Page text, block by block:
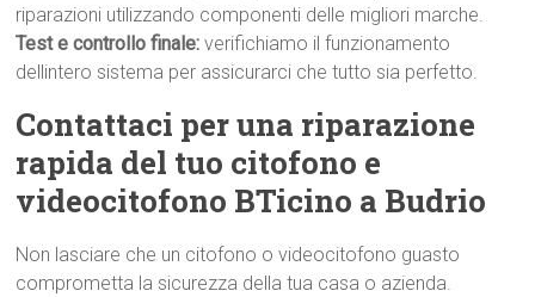
riparazioni utilizzando componenti delle migliori marche.
Test e controllo finale:verifichiamo il funzionamento
dellintero sistema per assicurarci che tutto sia perfetto.
Contattaci per una riparazione
rapida del tuo citofono e
videocitofono BTicino a Budrio
Non lasciare che un citofono o videocitofono guasto
comprometta la sicurezza della tua casa o azienda.